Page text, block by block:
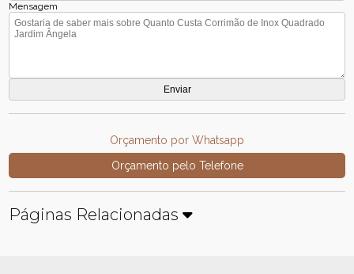
Mensagem
Orçamento por Whatsapp
Orçamento pelo Telefone
Páginas Relacionadas